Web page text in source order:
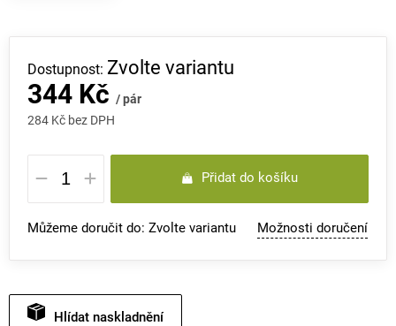
344 Kč / pár
284 Kč bez DPH
Měrná
cena:
Zvolte variantu
Přidat do košíku
Můžeme doručit do: Zvolte variantu Možnosti doručení
Hlídat